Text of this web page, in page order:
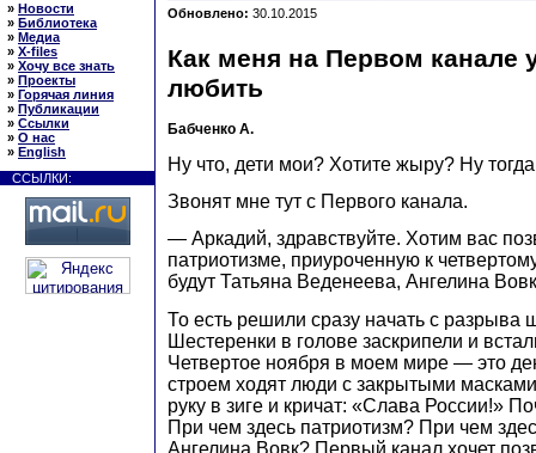
» Новости
» Библиотека
» Медиа
» X-files
» Хочу все знать
» Проекты
» Горячая линия
» Публикации
» Ссылки
» О нас
» English
ССЫЛКИ:
Обновлено: 30.10.2015
Как меня на Первом канале
любить
Бабченко А.
Ну что, дети мои? Хотите жыру? Ну
Звонят мне тут с Первого канала.
— Аркадий, здравствуйте. Хотим вас
патриотизме, приуроченную к
будут Татьяна Веденеева, Ангелина
То есть решили сразу начать с разрыва
Шестеренки в голове заскрипели и
Четвертое ноября в моем мире — это
строем ходят люди с закрытыми
руку в зиге и кричат: «Слава России!»
При чем здесь патриотизм? При чем
Ангелина Вовк? Первый канал хочет